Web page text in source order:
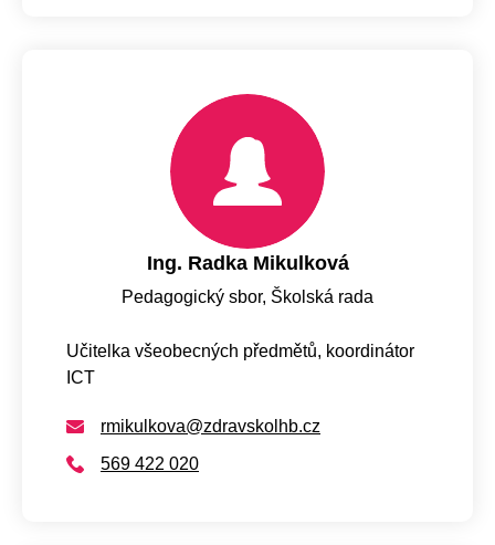
Ing. Radka Mikulková
Pedagogický sbor, Školská rada
Učitelka všeobecných předmětů, koordinátor
ICT
rmikulkova@zdravskolhb.cz
569 422 020